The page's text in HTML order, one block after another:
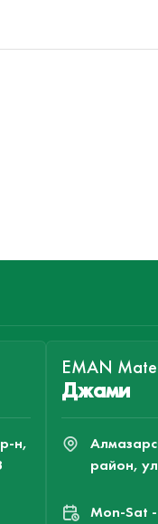
н,
EMAN
Джами
район,
Mon-Sat